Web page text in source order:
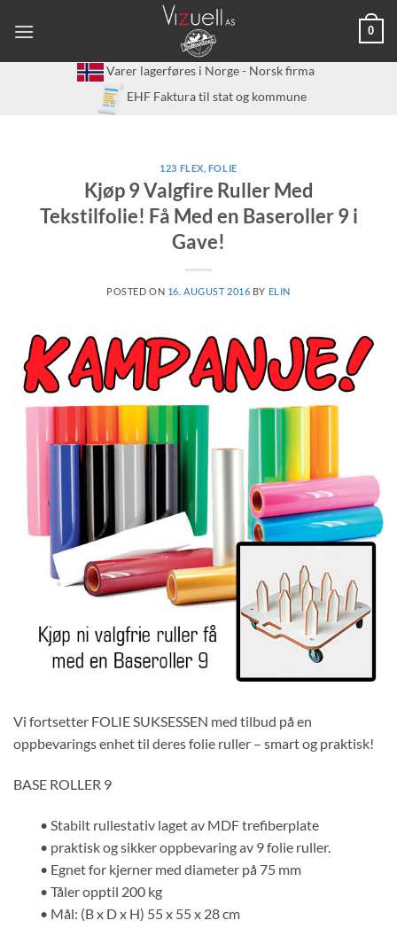
0
Varer lagerføres i Norge - Norsk firma
EHF Faktura til stat og kommune
123 FLEX FOLIE
Kjøp 9 Valgfire Ruller Med
Tekstilfolie! Få Med en Baseroller 9 i
Gave!
POSTED ON 16. AUGUST 2016 BY ELIN
Vi fortsetter FOLIE SUKSESSEN med tilbud på en
oppbevarings enhet til deres folie ruller – smart og praktisk!
BASE ROLLER 9
• Stabilt rullestativ laget av MDF trefiberplate
• praktisk og sikker oppbevaring av 9 folie ruller.
• Egnet for kjerner med diameter på 75 mm
• Tåler opptil 200 kg
• Mål: (B x D x H) 55 x 55 x 28 cm